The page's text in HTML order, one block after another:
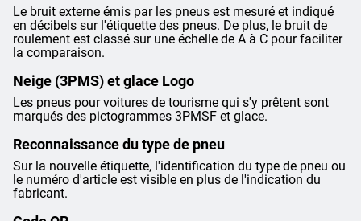
Le bruit externe émis par les pneus est mesuré et indiqué
en décibels sur l'étiquette des pneus. De plus, le bruit de
roulement est classé sur une échelle de A à C pour faciliter
la comparaison.
Neige (3PMS) et glace Logo
Les pneus pour voitures de tourisme qui s'y prêtent sont
marqués des pictogrammes 3PMSF et glace.
Reconnaissance du type de pneu
Sur la nouvelle étiquette, l'identification du type de pneu ou
le numéro d'article est visible en plus de l'indication du
fabricant.